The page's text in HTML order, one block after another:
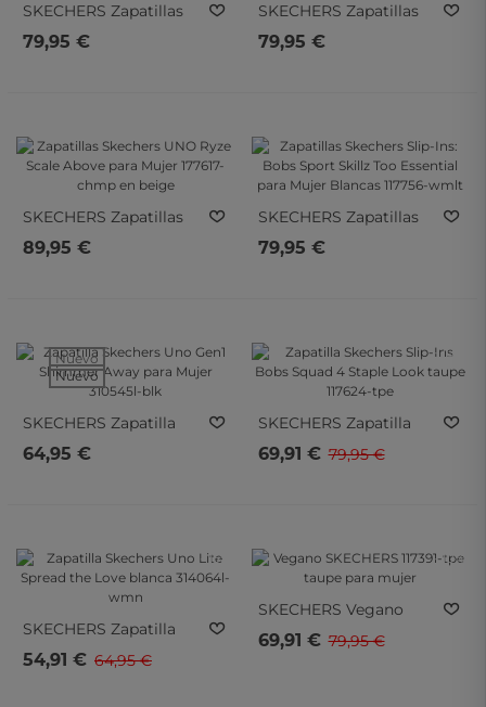
SKECHERS Zapatillas
SKECHERS Slip-Ins
BOBS Sport Skillz - Airy
79,95 €
SKECHERS Zapatillas
Skechers Slip-Ins: Bobs
Sport Skillz Airy Stride
79,95 €
SKECHERS Zapatillas
Skechers UNO Ryze
Scale Above Para Mujer
89,95 €
SKECHERS Zapatillas
Skechers Slip-Ins: Bobs
Sport Skillz Too
79,95 €
Nuevo
Nuevo
SKECHERS Zapatilla
Skechers Uno Gen1
Shimmer Away Para
64,95 €
- 10%
SKECHERS Zapatilla
Skechers Slip-Ins Bobs
Squad 4 Staple Look
69,91 € 79,95 €
- 15%
SKECHERS Zapatilla
Skechers Uno Lite
Spread The Love Blanca
54,91 € 64,95 €
- 10%
SKECHERS Vegano
SKECHERS 117391-Tpe
Taupe Para Mujer
69,91 € 79,95 €